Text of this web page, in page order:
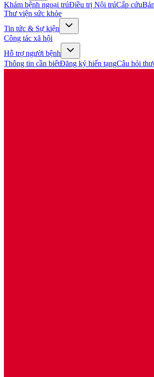
Khám bệnh ngoại trúĐiều trị Nội trúCấp cứu
Thư viện sức khỏe
Tin tức & Sự kiện
Công tác xã hội
Hỗ trợ người bệnh
Thông tin cần biếtĐăng ký hiến tạngCâu hỏi